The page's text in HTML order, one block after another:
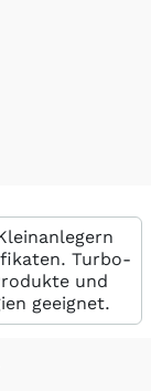
Turbo-
und
geeignet.